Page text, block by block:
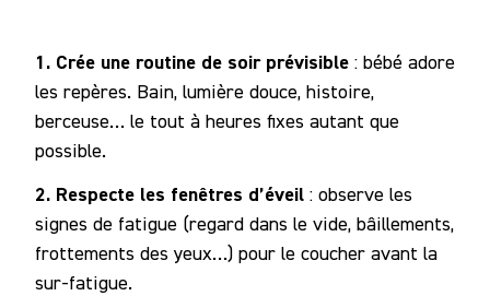
1. Crée une routine de soir prévisible : bébé adore
les repères. Bain, lumière douce, histoire,
berceuse… le tout à heures fixes autant que
possible.
2. Respecte les fenêtres d’éveil : observe les
signes de fatigue (regard dans le vide, bâillements,
frottements des yeux…) pour le coucher avant la
sur-fatigue.